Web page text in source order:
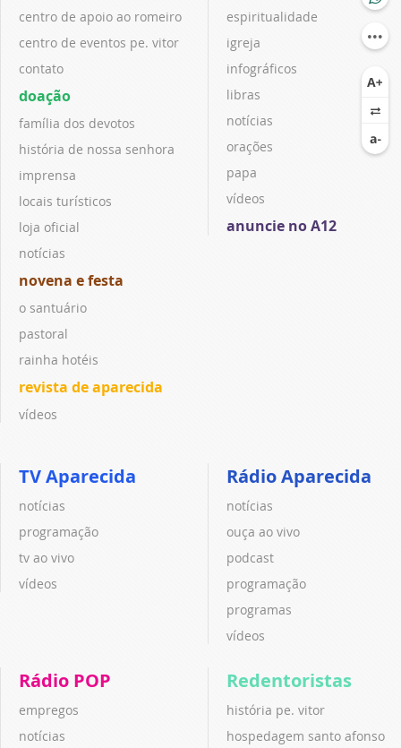
centro de apoio ao romeiro
centro de eventos pe. vitor
contato
doação
família dos devotos
história de nossa senhora
imprensa
locais turísticos
loja oficial
notícias
novena e festa
o santuário
pastoral
rainha hotéis
revista de aparecida
vídeos
espiritualidade
igreja
infográficos
libras
notícias
orações
papa
vídeos
anuncie no A12
TV Aparecida
notícias
programação
tv ao vivo
vídeos
Rádio Aparecida
notícias
ouça ao vivo
podcast
programação
programas
vídeos
Rádio POP
empregos
notícias
Redentoristas
história pe. vitor
hospedagem santo afonso